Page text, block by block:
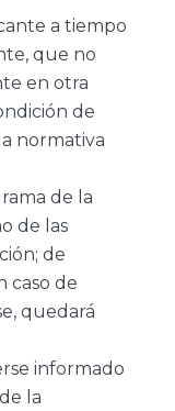
a tiempo
que no
en otra
de
normativa
de la
de las
de
caso de
quedará
informado
la